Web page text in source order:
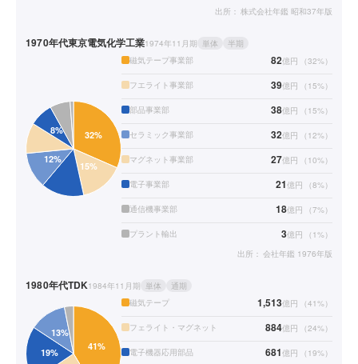
出所： 株式会社年鑑 昭和37年版
1970年代東京電気化学工業1974年11月期 単体
半期
磁気テープ事業部
82億円 （32%）
フエライト事業部 39億円 （ 15%）
部品事業部 38億円 （ 15%）
セラミック事業部 32億円 （ 12%）
マグネット事業部 27億円 （ 10%）
電子事業部 21億円 （8%）
通信機事業部 18億円 （7%）
プラント輸出 3億円 （ 1%）
出所： 会社年鑑 1976年版
1980年代TDK1984年11月期 単体
通期
磁気テープ
1,513億円 （41%）
フェライト・マグネット 884億円 （24%）
電子機器応用部品 681億円 （ 19%）